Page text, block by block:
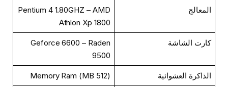
المعالج
Pentium 4 1.80GHZ – AMD
Athlon Xp 1800
كارت الشاشة
Geforce 6600 – Raden
9500
الذاكرة العشوائية (512 MB) Memory Ram